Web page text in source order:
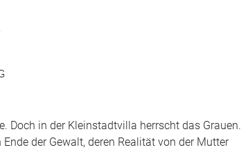
Doch in der Kleinstadtvilla herrscht das Grauen.
der Gewalt, deren Realität von der Mutter